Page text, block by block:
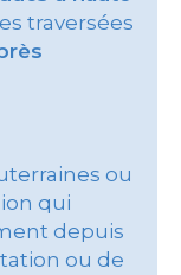
traversées
ou
qui
depuis
ou de